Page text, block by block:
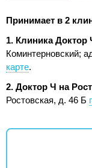
Принимает в 2
1. Клиника
Коминтерновский;
карте.
2. Доктор Ч на
Ростовская, д. 46 Б